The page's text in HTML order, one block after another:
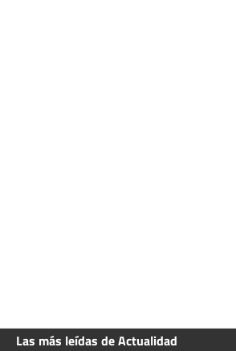
Las más leídas de Actualidad